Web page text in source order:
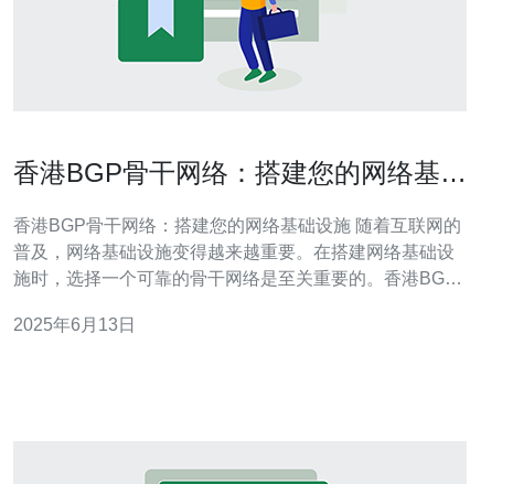
香港BGP骨干网络：搭建您的网络基础
香港BGP骨干网络：搭建您的网络基础设施 随着互联网的
普及，网络基础设施变得越来越重要。在搭建网络基础设
施时，选择一个可靠的骨干网络是至关重要的。香港BGP
网络连接。 BGP（Border Gateway Protocol）骨干网络是
2025年6月13日